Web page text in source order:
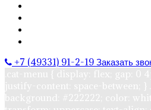
+7 (49331) 91-2-19 Заказать
.cat-menu { display: flex; gap: 0
justify-content: space-between; }
background: #222222; color: